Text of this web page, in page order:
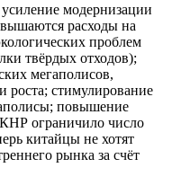
модернизации
расходы на
проблем
твёрдых отходов);
мегаполисов,
роста; стимулирование
повышение
КНР ограничило число
китайцы не хотят
рынка за счёт